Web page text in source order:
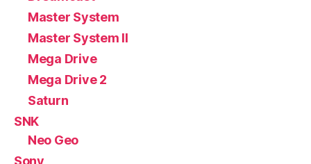
Master System
Master System II
Mega Drive
Mega Drive 2
Saturn
SNK
Neo Geo
Sony